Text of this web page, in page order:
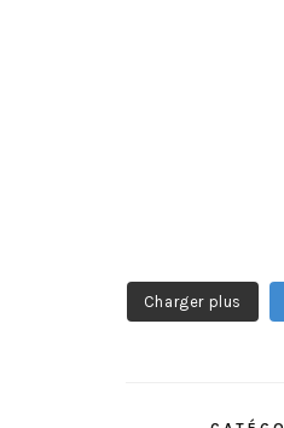
Charger plus